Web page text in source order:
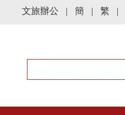
文旅辦公 | 簡 | 繁 |